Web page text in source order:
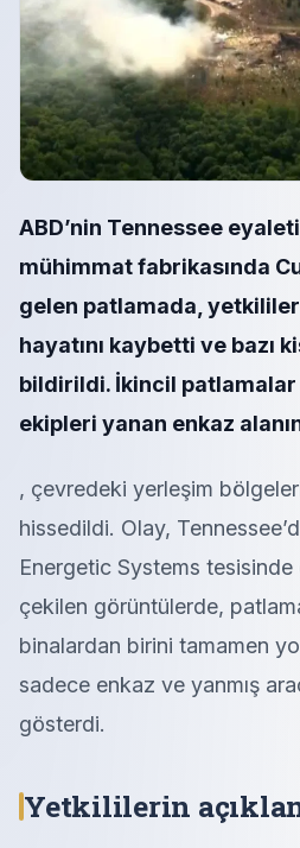
ABD’nin Tennessee
mühimmat fabrikasında
gelen patlamada,
hayatını kaybetti ve bazı
bildirildi. İkincil
ekipleri yanan enkaz
, çevredeki yerleşim
hissedildi. Olay,
Energetic Systems
çekilen görüntülerde,
binalardan birini tamamen
sadece enkaz ve yanmış araç
gösterdi.
Yetkililerin